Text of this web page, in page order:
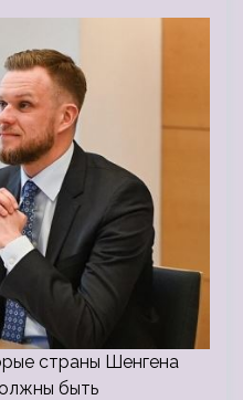
страны Шенгена
быть